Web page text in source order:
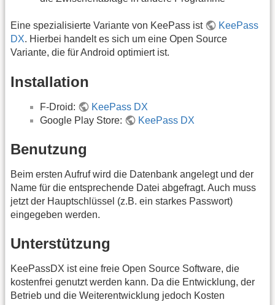
Eine spezialisierte Variante von KeePass ist
KeePass
DX. Hierbei handelt es sich um eine Open Source
Variante, die für Android optimiert ist.
Installation
F-Droid:
KeePass DX
Google Play Store:
KeePass DX
Benutzung
Beim ersten Aufruf wird die Datenbank angelegt und der
Name für die entsprechende Datei abgefragt. Auch muss
jetzt der Hauptschlüssel (z.B. ein starkes Passwort)
eingegeben werden.
Unterstützung
KeePassDX ist eine freie Open Source Software, die
kostenfrei genutzt werden kann. Da die Entwicklung, der
Betrieb und die Weiterentwicklung jedoch Kosten